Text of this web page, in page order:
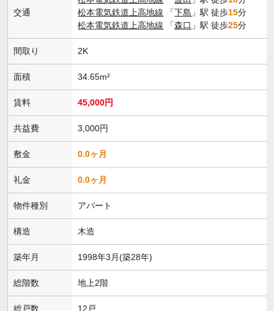
交通
松本電気鉄道上高地線 「下島 」駅 徒歩15分
松本電気鉄道上高地線 「森口 」駅 徒歩25分
間取り 2K
面積 34.65m²
賃料 45,000円
共益費 3,000円
敷金 0.0ヶ月
礼金 0.0ヶ月
物件種別 アパート
構造 木造
築年月 1998年3月(築28年)
総階数 地上2階
総戸数 12戸